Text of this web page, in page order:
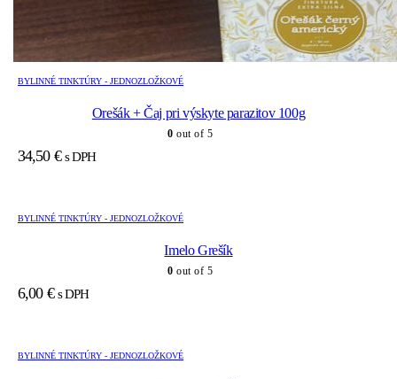
BYLINNÉ TINKTÚRY - JEDNOZLOŽKOVÉ
Orešák + Čaj pri výskyte parazitov 100g
0 out of 5
34,50 € s DPH
BYLINNÉ TINKTÚRY - JEDNOZLOŽKOVÉ
Imelo Grešík
0 out of 5
6,00 € s DPH
BYLINNÉ TINKTÚRY - JEDNOZLOŽKOVÉ